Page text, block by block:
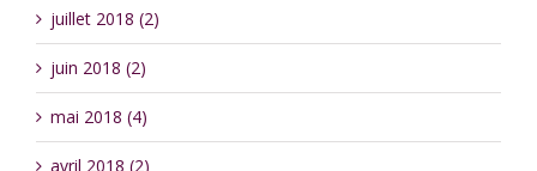
juillet 2018 (2)
juin 2018 (2)
mai 2018 (4)
avril 2018 (2)